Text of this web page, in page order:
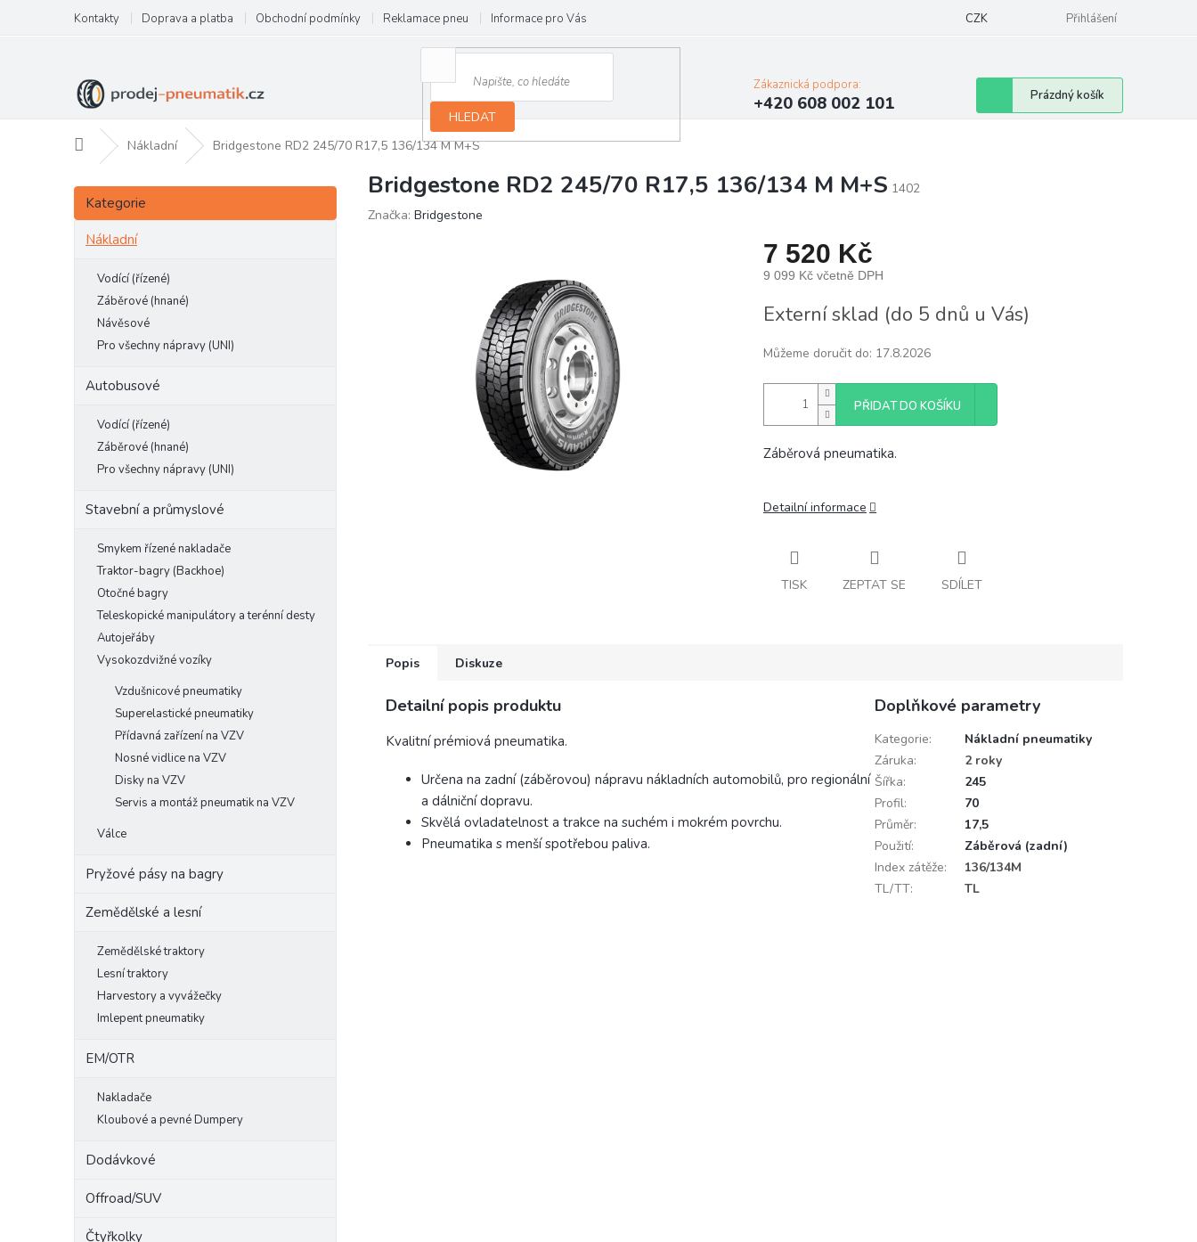
obsah
Kontakty Doprava a platba Obchodní podmínky Reklamace pneu Informace pro Vás Mapa serveru Moje objednávka
CZK Přihlášení
HLEDAT
Zákaznická podpora:
+420 608 002 101
Nákupní
košík
Prázdný košík
Domů Nákladní Bridgestone RD2 245/70 R17,5 136/134 M M+S
P
s
Přeskočit
kategorie
Kategorie
Nákladní
Vodící (řízené)
Záběrové (hnané)
Návěsové
Pro všechny nápravy (UNI)
Autobusové
Vodící (řízené)
Záběrové (hnané)
Pro všechny nápravy (UNI)
Stavební a průmyslové
Smykem řízené nakladače
Traktor-bagry (Backhoe)
Otočné bagry
Teleskopické manipulátory a terénní desty
Autojeřáby
Vysokozdvižné vozíky
Vzdušnicové pneumatiky
Superelastické pneumatiky
Přídavná zařízení na VZV
Nosné vidlice na VZV
Disky na VZV
Servis a montáž pneumatik na VZV
Válce
Pryžové pásy na bagry
Zemědělské a lesní
Zemědělské traktory
Lesní traktory
Harvestory a vyvážečky
Imlepent pneumatiky
EM/OTR
Nakladače
Kloubové a pevné Dumpery
Dodávkové
Offroad/SUV
Čtyřkolky
Bridgestone RD2 245/70 R17,5 136/134 M M+S 1402
Značka: Bridgestone
7 520 Kč
9 099 Kč včetně DPH
cena:
Externí sklad (do 5 dnů u Vás)
Můžeme doručit do: 17.8.2026
PŘIDAT DO KOŠÍKU
Záběrová pneumatika.
Detailní informace
TISK ZEPTAT SE SDÍLET
Popis Diskuze
Detailní popis produktu
Kvalitní prémiová pneumatika.
Určena na zadní (záběrovou) nápravu nákladních automobilů, pro regionální
a dálniční dopravu.
Skvělá ovladatelnost a trakce na suchém i mokrém povrchu.
Pneumatika s menší spotřebou paliva.
Doplňkové parametry
Kategorie:
Nákladní pneumatiky
Záruka:
2 roky
Šířka:
245
Profil:
70
Průměr:
17,5
Použití:
Záběrová (zadní)
Index zátěže:
136/134M
TL/TT: TL